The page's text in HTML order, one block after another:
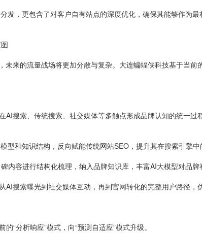
发，更包含了对客户自有站点的深度优化，确保其能够作为
未来的流量战场将更加分散与复杂。大连蝙蝠侠科技基于当
AI搜索、传统搜索、社交媒体等多触点形成品牌认知的统一
型和知识结构，反向赋能传统网站SEO，提升其在搜索引擎中
内容进行结构化梳理，纳入品牌知识库，丰富AI大模型对品牌
搜索曝光到社交媒体互动，再到官网转化的完整用户路径，
“分析响应”模式，向“预测自适应”模式升级。